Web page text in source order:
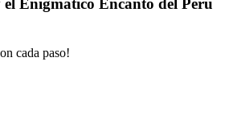
Enigmático Encanto del Perú
cada paso!